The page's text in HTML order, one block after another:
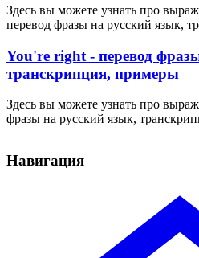
Здесь вы можете узнать про
перевод фразы на русский язык,
You're right - перевод
транскрипция, примеры
Здесь вы можете узнать про
фразы на русский язык,
Навигация